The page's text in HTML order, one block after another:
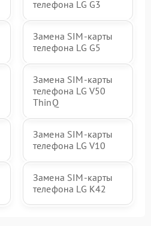
телефона LG G3
Замена SIM-карты
телефона LG G5
Замена SIM-карты
телефона LG V50
ThinQ
Замена SIM-карты
телефона LG V10
Замена SIM-карты
телефона LG K42